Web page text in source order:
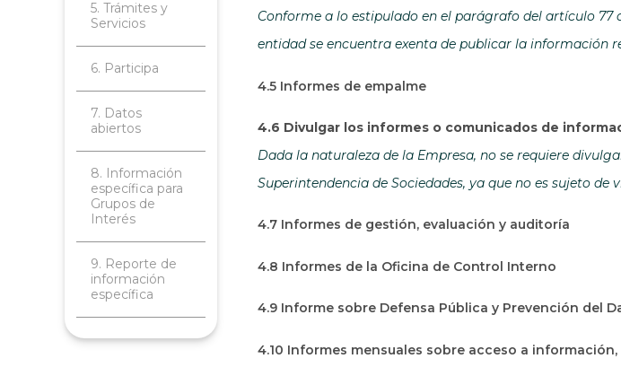
5. Trámites y
Servicios
6. Participa
7. Datos
abiertos
8. Información
específica para
Grupos de
Interés
9. Reporte de
información
específica
Conforme a lo estipulado en el parágrafo del artículo 77
entidad se encuentra exenta de publicar la información
4.5 Informes de empalme
4.6 Divulgar los informes o comunicados de
Dada la naturaleza de la Empresa, no se requiere
Superintendencia de Sociedades, ya que no es sujeto
4.7 Informes de gestión, evaluación y auditoría
4.8 Informes de la Oficina de Control Interno
4.9 Informe sobre Defensa Pública y Prevención del
4.10 Informes mensuales sobre acceso a